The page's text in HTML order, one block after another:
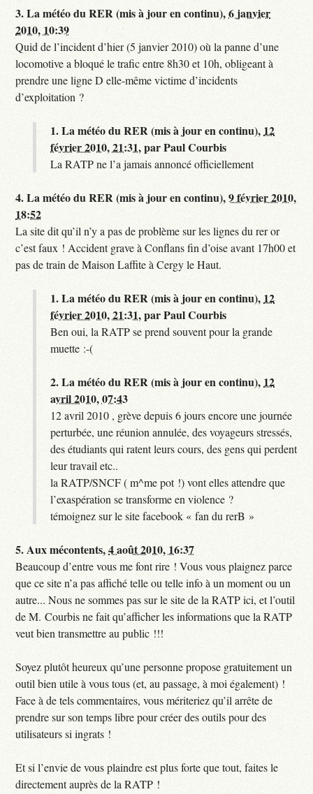
3.La météo du RER (mis à jour en continu),6 janvier
2010, 10:39
Quid de l’incident d’hier (5 janvier 2010) où la panne d’une
locomotive a bloqué le trafic entre 8h30 et 10h, obligeant à
prendre une ligne D elle-même victime d’incidents
d’exploitation ?
1.La météo du RER (mis à jour en continu), 12
février 2010, 21:31,parPaul Courbis
La RATP ne l’a jamais annoncé officiellement
4.La météo du RER (mis à jour en continu),9 février 2010,
18:52
La site dit qu’il n’y a pas de problème sur les lignes du rer or
c’est faux ! Accident grave à Conflans fin d’oise avant 17h00 et
pas de train de Maison Laffite à Cergy le Haut.
1.La météo du RER (mis à jour en continu), 12
février 2010, 21:31,parPaul Courbis
Ben oui, la RATP se prend souvent pour la grande
muette :-(
2.La météo du RER (mis à jour en continu), 12
avril 2010, 07:43
12 avril 2010 , grève depuis 6 jours encore une journée
perturbée, une réunion annulée, des voyageurs stressés,
des étudiants qui ratent leurs cours, des gens qui perdent
leur travail etc..
la RATP/SNCF ( m^me pot !) vont elles attendre que
l’exaspération se transforme en violence ?
témoignez sur le site facebook « fan du rerB »
5.Aux mécontents,4 août 2010, 16:37
Beaucoup d’entre vous me font rire ! Vous vous plaignez parce
que ce site n’a pas affiché telle ou telle info à un moment ou un
autre... Nous ne sommes pas sur le site de la RATP ici, et l’outil
de M. Courbis ne fait qu’afficher les informations que la RATP
veut bien transmettre au public !!!
Soyez plutôt heureux qu’une personne propose gratuitement un
outil bien utile à vous tous (et, au passage, à moi également) !
Face à de tels commentaires, vous mériteriez qu’il arrête de
prendre sur son temps libre pour créer des outils pour des
utilisateurs si ingrats !
Et si l’envie de vous plaindre est plus forte que tout, faites le
directement auprès de la RATP !